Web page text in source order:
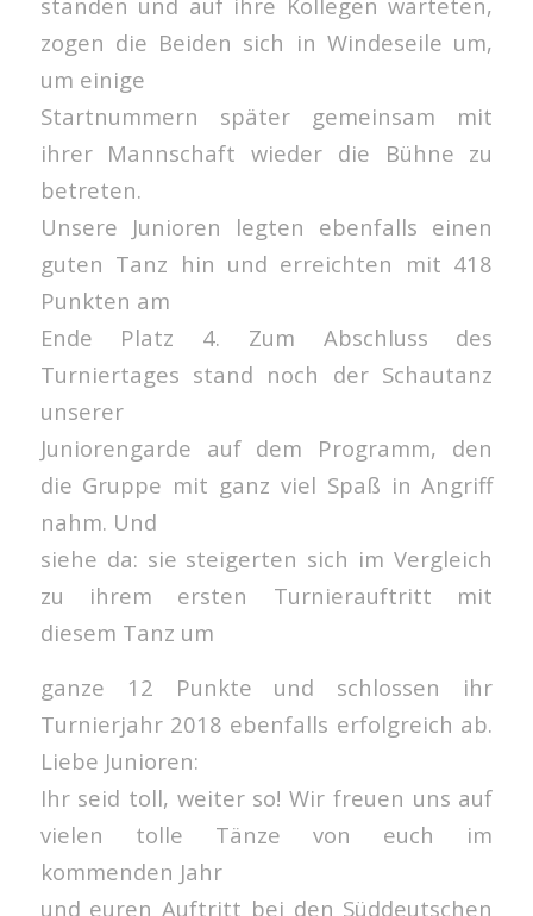
zogen die Beiden sich in Windeseile um,
um einige
Startnummern später gemeinsam mit
ihrer Mannschaft wieder die Bühne zu
betreten.
Unsere Junioren legten ebenfalls einen
guten Tanz hin und erreichten mit 418
Punkten am
Ende Platz 4. Zum Abschluss des
Turniertages stand noch der Schautanz
unserer
Juniorengarde auf dem Programm, den
die Gruppe mit ganz viel Spaß in Angriff
nahm. Und
siehe da: sie steigerten sich im Vergleich
zu ihrem ersten Turnierauftritt mit
diesem Tanz um
ganze 12 Punkte und schlossen ihr
Turnierjahr 2018 ebenfalls erfolgreich ab.
Liebe Junioren:
Ihr seid toll, weiter so! Wir freuen uns auf
vielen tolle Tänze von euch im
kommenden Jahr
und euren Auftritt bei den Süddeutschen